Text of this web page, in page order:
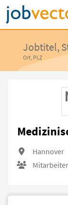
Jobtitel,
Ort, PLZ
Hannover